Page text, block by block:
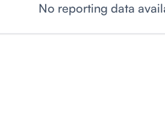
No reporting data